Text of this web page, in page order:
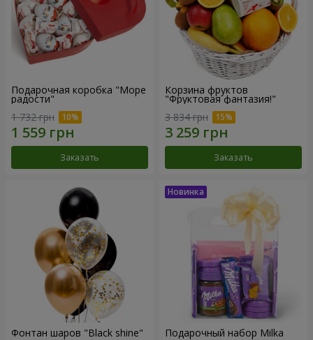
Подарочная коробка "Море
радости"
1 732 грн
Заказать
Корзина фруктов
"Фруктовая фантазия!"
3 834 грн
Заказать
Фонтан шаров "Black shine" Подарочный набор Milka